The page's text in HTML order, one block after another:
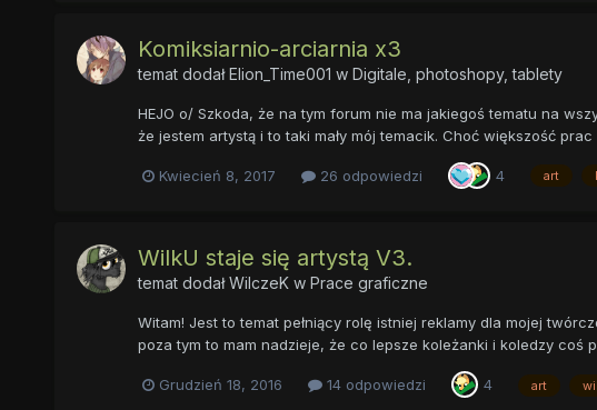
Komiksiarnio-arciarnia x3
temat dodałElion_Time001 w Digitale, photoshopy, tablety
HEJO o/ Szkoda, że na tym forum nie ma jakiegoś tematu na
że jestem artystą i to taki mały mój temacik. Choć większość
Kwiecień 8, 2017 26 odpowiedzi 4 art
WilkU staje się artystą V3.
temat dodałWilczeKw Prace graficzne
Witam! Jest to temat pełniący rolę istniej reklamy dla mojej
poza tym to mam nadzieje, że co lepsze koleżanki i koledzy coś
Grudzień 18, 2016 14 odpowiedzi 4 art